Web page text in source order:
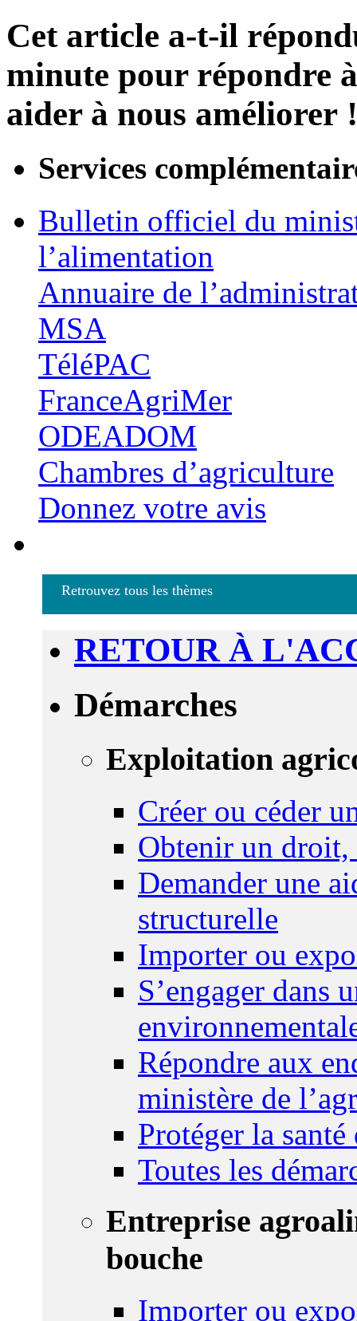
Cet article a-t-il
minute pour répondre
aider à nous améliorer !
Services
Bulletin officiel du
l’alimentation
Annuaire de
MSA
TéléPAC
FranceAgriMer
ODEADOM
Chambres d’agriculture
Donnez votre avis
Retrouvez tous les thèmes
RETOUR À
Démarches
Exploitation
Créer ou céder
Obtenir un droit,
Demander une
structurelle
Importer ou
S’engager dans
Répondre aux
ministère de
Protéger la
Toutes les
Entreprise
bouche
Importer ou